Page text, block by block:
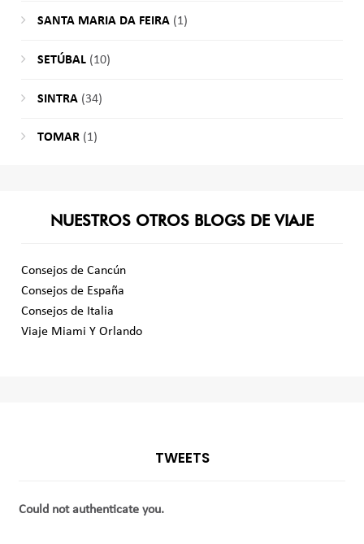
SANTA MARIA DA FEIRA(1)
SETÚBAL(10)
SINTRA(34)
TOMAR(1)
NUESTROS OTROS BLOGS DE VIAJE
Consejos de Cancún
Consejos de España
Consejos de Italia
Viaje Miami Y Orlando
TWEETS
Could not authenticate you.